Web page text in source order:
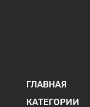
ГЛАВНАЯ
КАТЕГОРИИ